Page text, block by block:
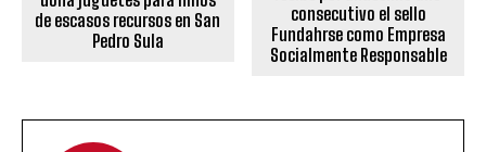
de escasos recursos en San
Pedro Sula
consecutivo el sello
Fundahrse como Empresa
Socialmente Responsable